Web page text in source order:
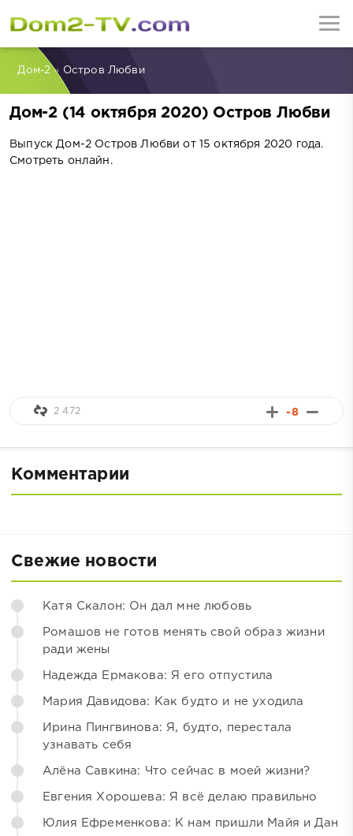
Дом-2» Остров Любви
Дом-2 (14 октября 2020) Остров Любви
Выпуск Дом-2 Остров Любви от 15 октября 2020 года.
Смотреть онлайн.
-8
2 472
Комментарии
Свежие новости
Катя Скалон: Он дал мне любовь
Ромашов не готов менять свой образ жизни
ради жены
Надежда Ермакова: Я его отпустила
Мария Давидова: Как будто и не уходила
Ирина Пингвинова: Я, будто, перестала
узнавать себя
Алёна Савкина: Что сейчас в моей жизни?
Евгения Хорошева: Я всё делаю правильно
Юлия Ефременкова: К нам пришли Майя и Дан